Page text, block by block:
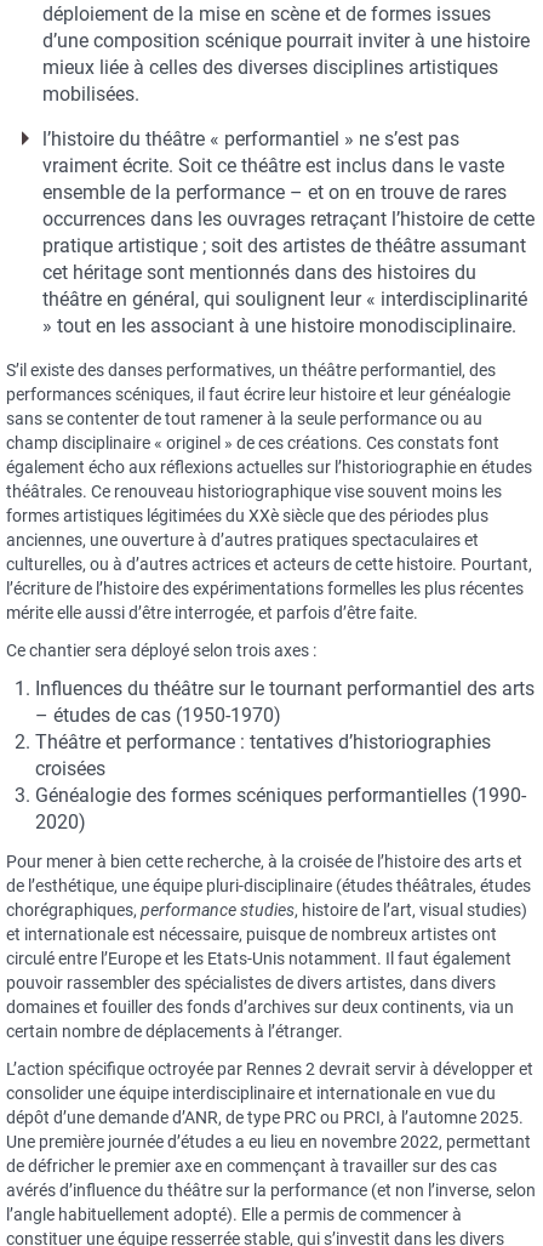
déploiement de la mise en scène et de formes issues
d’une composition scénique pourrait inviter à une histoire
mieux liée à celles des diverses disciplines artistiques
mobilisées.
l’histoire du théâtre « performantiel » ne s’est pas
vraiment écrite. Soit ce théâtre est inclus dans le vaste
ensemble de la performance – et on en trouve de rares
occurrences dans les ouvrages retraçant l’histoire de cette
pratique artistique ; soit des artistes de théâtre assumant
cet héritage sont mentionnés dans des histoires du
théâtre en général, qui soulignent leur « interdisciplinarité
» tout en les associant à une histoire monodisciplinaire.
S’il existe des danses performatives, un théâtre performantiel, des
performances scéniques, il faut écrire leur histoire et leur généalogie
sans se contenter de tout ramener à la seule performance ou au
champ disciplinaire « originel » de ces créations. Ces constats font
également écho aux réflexions actuelles sur l’historiographie en études
théâtrales. Ce renouveau historiographique vise souvent moins les
formes artistiques légitimées du XXè siècle que des périodes plus
anciennes, une ouverture à d’autres pratiques spectaculaires et
culturelles, ou à d’autres actrices et acteurs de cette histoire. Pourtant,
l’écriture de l’histoire des expérimentations formelles les plus récentes
mérite elle aussi d’être interrogée, et parfois d’être faite.
Ce chantier sera déployé selon trois axes :
Influences du théâtre sur le tournant performantiel des arts
– études de cas (1950-1970)
Théâtre et performance : tentatives d’historiographies
croisées
Généalogie des formes scéniques performantielles (1990-
2020)
Pour mener à bien cette recherche, à la croisée de l’histoire des arts et
de l’esthétique, une équipe pluri-disciplinaire (études théâtrales, études
chorégraphiques, performance studies, histoire de l’art, visual studies)
et internationale est nécessaire, puisque de nombreux artistes ont
circulé entre l’Europe et les Etats-Unis notamment. Il faut également
pouvoir rassembler des spécialistes de divers artistes, dans divers
domaines et fouiller des fonds d’archives sur deux continents, via un
certain nombre de déplacements à l’étranger.
L’action spécifique octroyée par Rennes 2 devrait servir à développer et
consolider une équipe interdisciplinaire et internationale en vue du
dépôt d’une demande d’ANR, de type PRC ou PRCI, à l’automne 2025.
Une première journée d’études a eu lieu en novembre 2022, permettant
de défricher le premier axe en commençant à travailler sur des cas
avérés d’influence du théâtre sur la performance (et non l’inverse, selon
l’angle habituellement adopté). Elle a permis de commencer à
constituer une équipe resserrée stable, qui s’investit dans les divers